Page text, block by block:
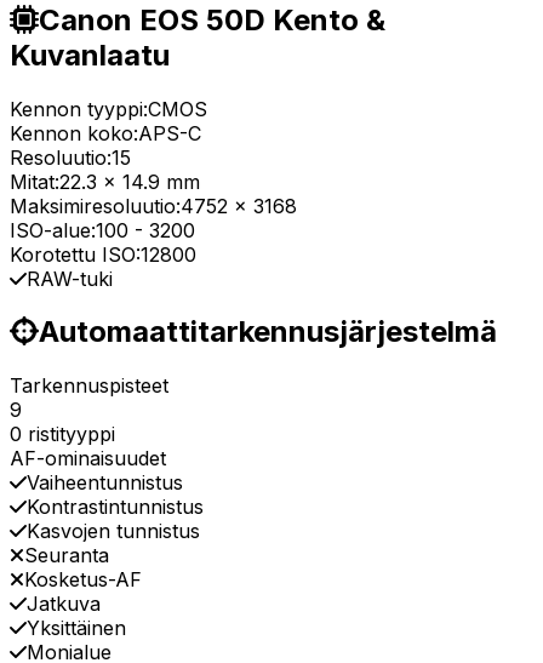
Canon EOS 50D Kento &
Kuvanlaatu
Kennon tyyppi:CMOS
Kennon koko:APS-C
Resoluutio:15
Mitat:22.3 x 14.9 mm
Maksimiresoluutio:4752 x 3168
ISO-alue:100 - 3200
Korotettu ISO:12800
RAW-tuki
Automaattitarkennusjärjestelmä
Tarkennuspisteet
9
0 ristityyppi
AF-ominaisuudet
Vaiheentunnistus
Kontrastintunnistus
Kasvojen tunnistus
Seuranta
Kosketus-AF
Jatkuva
Yksittäinen
Monialue